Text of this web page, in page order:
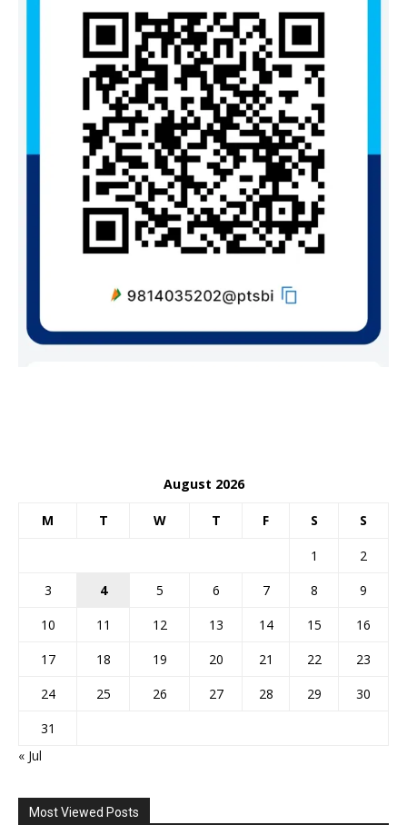
August 2026
M T W T F S S
1
2
3
4 5 6 7 8
9
10
11 12 13 14 15
16
17
18 19 20 21 22
23
24
25 26 27 28 29
30
31
« Jul
Most Viewed Posts